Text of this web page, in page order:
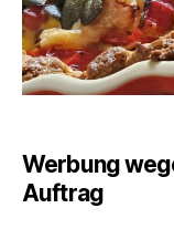
Werbung
Auftrag